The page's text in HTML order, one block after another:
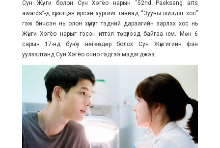
Сун Жүнги болон Сун Хэгёо нарын “52nd Paeksang arts
awards”-д хүрэлцэн ирсэн зургийг тавиад “Зууны шилдэг хос”
гэж бичсэн нь олон хүмүүст тэдний дараагийн зарлах хос нь
Жүнги Хэгёо нарыг гэсэн итгэл төрүүлээд байгаа юм. Мөн 6
сарын 17-нд буюу нөгөөдөр болох Сун Жүнгигийн фэн
уулзалтанд Сун Хэгёо очно гэдгээ мэдэгджээ.